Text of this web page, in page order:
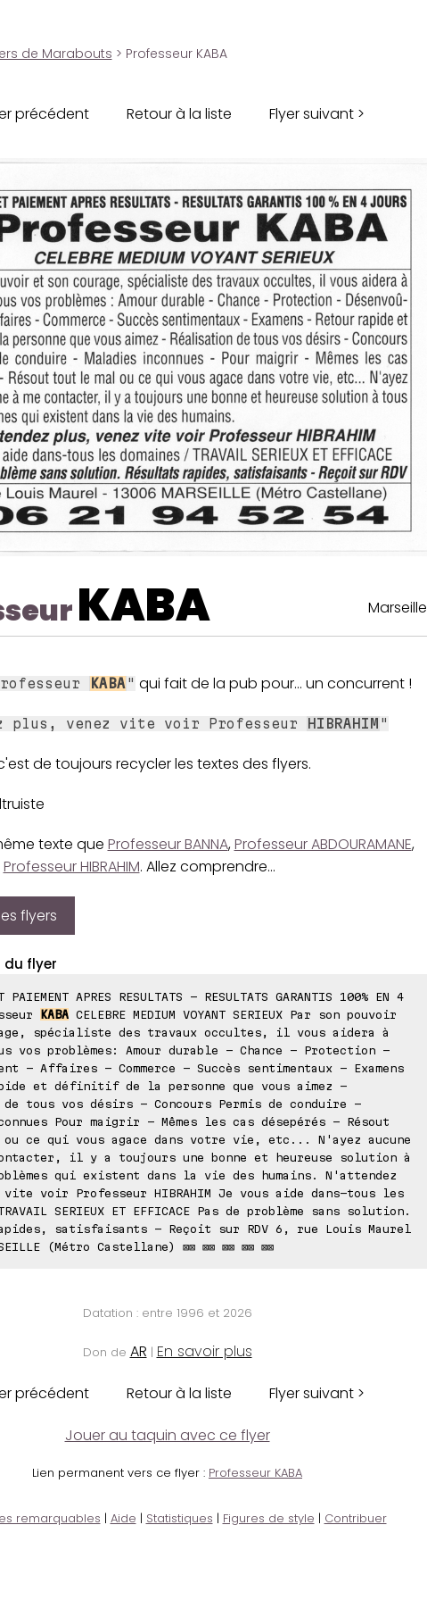
de Marabouts > Professeur KABA
précédent Retour à la liste Flyer suivant >
KABA Marseille
KABA " qui fait de la pub pour... un concurrent !
plus, venez vite voir Professeur HIBRAHIM "
de toujours recycler les textes des flyers.
texte que Professeur BANNA,Professeur ABDOURAMANE,
Professeur HIBRAHIM. Allez comprendre...
flyers
du flyer
PAIEMENT APRES RESULTATS - RESULTATS GARANTIS 100% EN 4
KABACELEBRE MEDIUM VOYANT SERIEUX Par son pouvoir
spécialiste des travaux occultes, il vous aidera à
vos problèmes: Amour durable - Chance - Protection -
- Affaires - Commerce - Succès sentimentaux - Examens
et définitif de la personne que vous aimez -
tous vos désirs - Concours Permis de conduire -
Pour maigrir - Mêmes les cas désepérés - Résout
ce qui vous agace dans votre vie, etc... N'ayez aucune
il y a toujours une bonne et heureuse solution à
qui existent dans la vie des humains. N'attendez
voir Professeur HIBRAHIM Je vous aide dans-tous les
SERIEUX ET EFFICACE Pas de problème sans solution.
satisfaisants - Reçoit sur RDV 6, rue Louis Maurel
(Métro Castellane) ⊠⊠ ⊠⊠ ⊠⊠ ⊠⊠ ⊠⊠
Datation : entre 1996 et 2026
Don de AR | En savoir plus
précédent Retour à la liste Flyer suivant >
Jouer au taquin avec ce flyer
Lien permanent vers ce flyer : Professeur KABA
remarquables | Aide | Statistiques | Figures de style | Contribuer